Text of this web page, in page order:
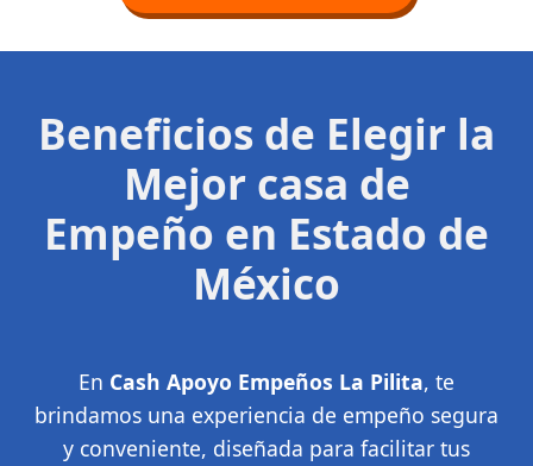
Beneficios de Elegir la
Mejor casa de
Empeño en Estado de
México
En Cash Apoyo Empeños La Pilita, te
brindamos una experiencia de empeño segura
y conveniente, diseñada para facilitar tus